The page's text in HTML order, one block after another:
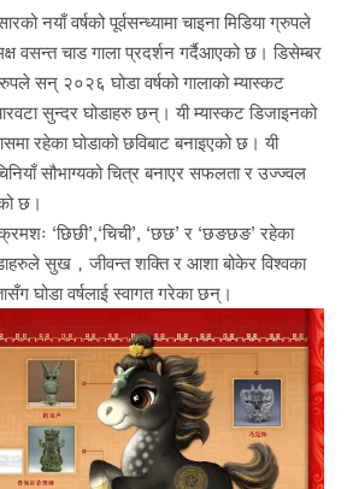
नयाँ वर्षको पूर्वसन्ध्यामा चाइना मिडिया ग्रुपले
वसन्त चाड गाला प्रदर्शन गर्दैआएको छ। डिसेम्बर
सन् २०२६ घोडा वर्षको गालाको म्यास्कट
सुन्दर घोडाहरु छन्। यी म्यास्कट डिजाइनको
रहेका घोडाको छविबाट बनाइएको छ। यी
सौभाग्यको चित्र बनाएर सफलता र उज्ज्वल
छ।
‘छिछी’,‘चिची’, ‘छछ’ र ‘छङछङ’ रहेका
सुख，जीवन्त शक्ति र आशा बोकेर विश्वका
घोडा वर्षलाई स्वागत गरेका छन्।